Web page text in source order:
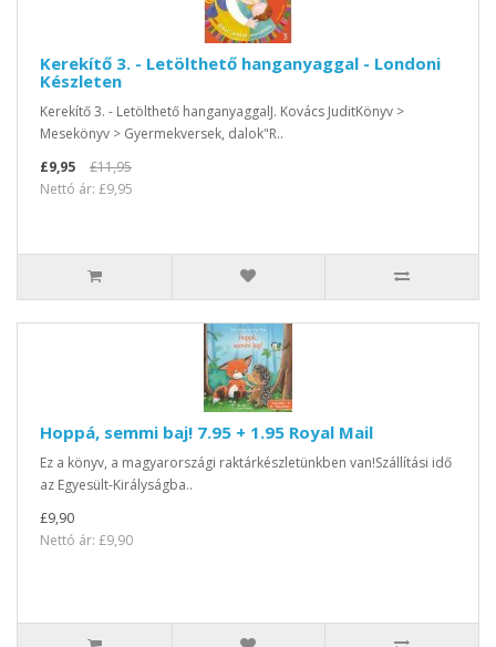
Kerekítő 3. - Letölthető hanganyaggal - Londoni
Készleten
Kerekítő 3. - Letölthető hanganyaggalJ. Kovács JuditKönyv >
Mesekönyv > Gyermekversek, dalok"R..
£9,95
£11,95
Nettó ár: £9,95
Hoppá, semmi baj! 7.95 + 1.95 Royal Mail
Ez a könyv, a magyarországi raktárkészletünkben van!Szállítási idő
az Egyesült-Királyságba..
£9,90
Nettó ár: £9,90